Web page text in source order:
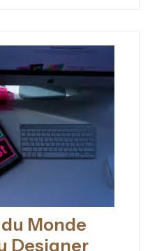
Monde
Designer